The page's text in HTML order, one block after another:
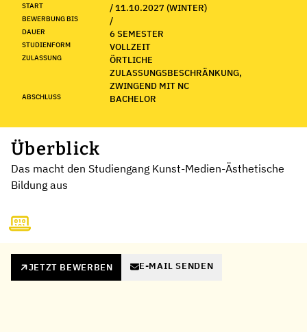
START / 11.10.2027 (WINTER)
BEWERBUNG BIS /
DAUER 6 SEMESTER
STUDIENFORM VOLLZEIT
ZULASSUNG
ÖRTLICHE
ZULASSUNGSBESCHRÄNKUNG,
ZWINGEND MIT NC
ABSCHLUSS BACHELOR
Überblick
Das macht den Studiengang Kunst-Medien-Ästhetische
Bildung aus
JETZT BEWERBEN E-MAIL SENDEN